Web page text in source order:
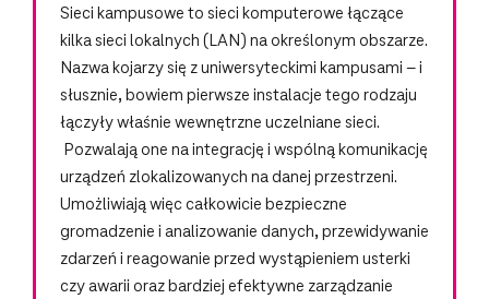
Sieci kampusowe to sieci komputerowe łączące
kilka sieci lokalnych (LAN) na określonym obszarze.
Nazwa kojarzy się z uniwersyteckimi kampusami – i
słusznie, bowiem pierwsze instalacje tego rodzaju
łączyły właśnie wewnętrzne uczelniane sieci.
Pozwalają one na integrację i wspólną komunikację
urządzeń zlokalizowanych na danej przestrzeni.
Umożliwiają więc całkowicie bezpieczne
gromadzenie i analizowanie danych, przewidywanie
zdarzeń i reagowanie przed wystąpieniem usterki
czy awarii oraz bardziej efektywne zarządzanie